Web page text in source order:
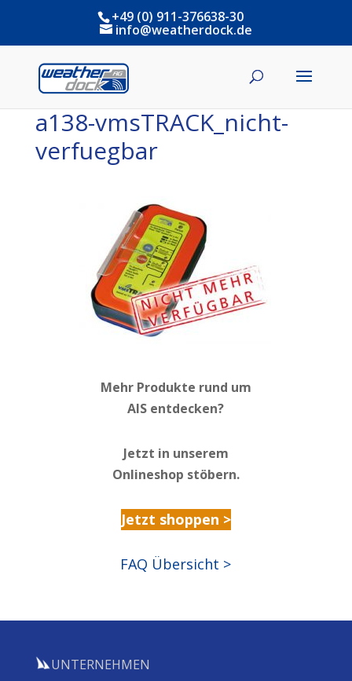
+49 (0) 911-376638-30
info@weatherdock.de
a138-vmsTRACK_nicht-
verfuegbar
Mehr Produkte rund um
AIS entdecken?
Jetzt in unserem
Onlineshop stöbern.
Jetzt shoppen >
FAQ Übersicht >
UNTERNEHMEN